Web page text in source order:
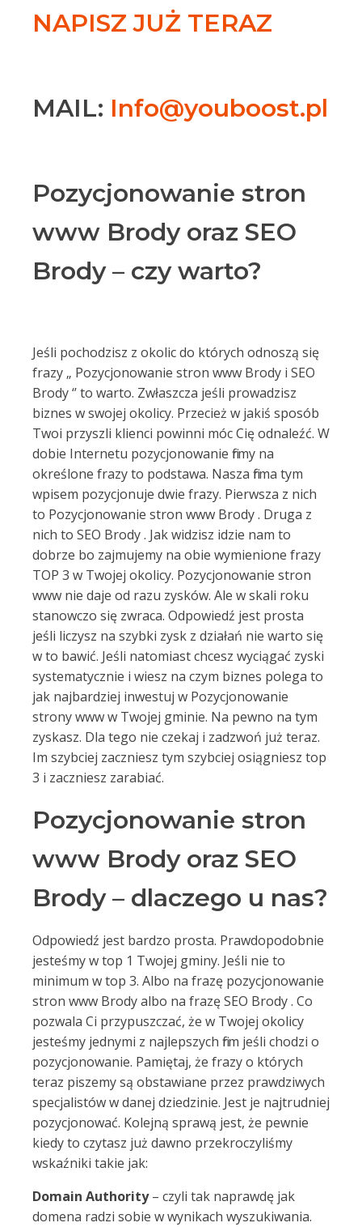
NAPISZ JUŻ TERAZ
MAIL: Info@youboost.pl
Pozycjonowanie stron
www Brody oraz SEO
Brody – czy warto?
Jeśli pochodzisz z okolic do których odnoszą się
frazy „ Pozycjonowanie stron www Brody i SEO
Brody ‘’ to warto. Zwłaszcza jeśli prowadzisz
biznes w swojej okolicy. Przecież w jakiś sposób
Twoi przyszli klienci powinni móc Cię odnaleźć. W
dobie Internetu pozycjonowanie firmy na
określone frazy to podstawa. Nasza firma tym
wpisem pozycjonuje dwie frazy. Pierwsza z nich
to Pozycjonowanie stron www Brody . Druga z
nich to SEO Brody . Jak widzisz idzie nam to
dobrze bo zajmujemy na obie wymienione frazy
TOP 3 w Twojej okolicy. Pozycjonowanie stron
www nie daje od razu zysków. Ale w skali roku
stanowczo się zwraca. Odpowiedź jest prosta
jeśli liczysz na szybki zysk z działań nie warto się
w to bawić. Jeśli natomiast chcesz wyciągać zyski
systematycznie i wiesz na czym biznes polega to
jak najbardziej inwestuj w Pozycjonowanie
strony www w Twojej gminie. Na pewno na tym
zyskasz. Dla tego nie czekaj i zadzwoń już teraz.
Im szybciej zaczniesz tym szybciej osiągniesz top
3 i zaczniesz zarabiać.
Pozycjonowanie stron
www Brody oraz SEO
Brody – dlaczego u nas?
Odpowiedź jest bardzo prosta. Prawdopodobnie
jesteśmy w top 1 Twojej gminy. Jeśli nie to
minimum w top 3. Albo na frazę pozycjonowanie
stron www Brody albo na frazę SEO Brody . Co
pozwala Ci przypuszczać, że w Twojej okolicy
jesteśmy jednymi z najlepszych firm jeśli chodzi o
pozycjonowanie. Pamiętaj, że frazy o których
teraz piszemy są obstawiane przez prawdziwych
specjalistów w danej dziedzinie. Jest je najtrudniej
pozycjonować. Kolejną sprawą jest, że pewnie
kiedy to czytasz już dawno przekroczyliśmy
wskaźniki takie jak:
Domain Authority– czyli tak naprawdę jak
domena radzi sobie w wynikach wyszukiwania.